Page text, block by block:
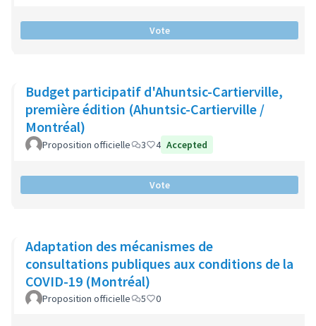
Vote
Budget participatif d'Ahuntsic-Cartierville,
première édition (Ahuntsic-Cartierville /
Montréal)
Proposition officielle 3 4 Accepted
Vote
Adaptation des mécanismes de
consultations publiques aux conditions de la
COVID-19 (Montréal)
Proposition officielle 5 0